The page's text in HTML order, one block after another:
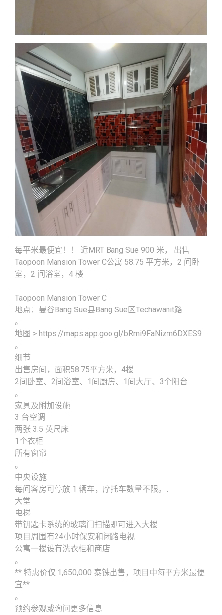
每平米最便宜！！ 近MRT Bang Sue 900 米， 出售
Taopoon Mansion Tower C公寓 58.75 平方米，2 间卧
室，2 间浴室，4 楼
Taopoon Mansion Tower C
地点：曼谷Bang Sue县Bang Sue区Techawanit路
。
地图 > https://maps.app.goo.gl/bRmi9FaNizm6DXES9
。
细节
出售房间，面积58.75平方米，4楼
2间卧室、2间浴室、1间厨房、1间大厅、3个阳台
。
家具及附加设施
3 台空调
两张 3.5 英尺床
1个衣柜
所有窗帘
。
中央设施
每间客房可停放 1 辆车，摩托车数量不限。、
大堂
电梯
带钥匙卡系统的玻璃门扫描即可进入大楼
项目周围有24小时保安和闭路电视
公寓一楼设有洗衣柜和商店
。
** 特惠价仅 1,650,000 泰铢出售，项目中每平方米最便
宜**
。
预约参观或询问更多信息